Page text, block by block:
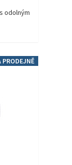
odolným
PRODEJNĚ